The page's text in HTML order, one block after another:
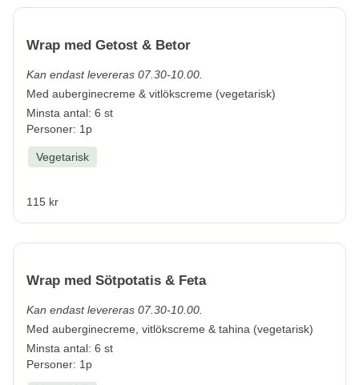
Wrap med Getost & Betor
Kan endast levereras 07.30-10.00.
Med auberginecreme & vitlökscreme (vegetarisk)
Minsta antal: 6 st
Personer: 1p
Vegetarisk
115 kr
Wrap med Sötpotatis & Feta
Kan endast levereras 07.30-10.00.
Med auberginecreme, vitlökscreme & tahina (vegetarisk)
Minsta antal: 6 st
Personer: 1p